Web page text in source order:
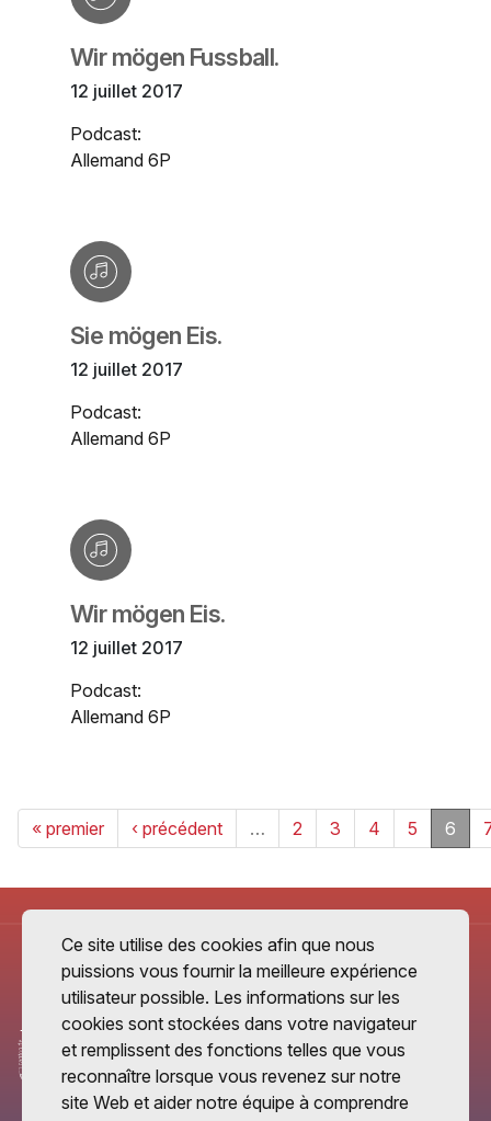
Wir mögen Fussball.
12 juillet 2017
Podcast:
Allemand 6P
Sie mögen Eis.
12 juillet 2017
Podcast:
Allemand 6P
Wir mögen Eis.
12 juillet 2017
Podcast:
Allemand 6P
« premier ‹ précédent … 2 3 4 5 6
Ce site utilise des cookies afin que nous
puissions vous fournir la meilleure expérience
utilisateur possible. Les informations sur les
cookies sont stockées dans votre navigateur
et remplissent des fonctions telles que vous
reconnaître lorsque vous revenez sur notre
site Web et aider notre équipe à comprendre